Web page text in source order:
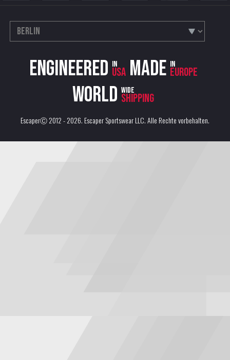
Engineered in
USA Made in
Europe
World wide
shipping
EscaperⒸ 2012 - 2026.Escaper Sportswear LLC. Alle Rechte vorbehalten.